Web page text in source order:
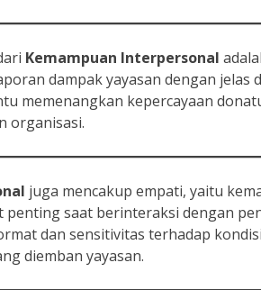
Kemampuan Interpersonal
dampak yayasan dengan
memenangkan kepercayaan
organisasi.
juga mencakup empati, yaitu
penting saat berinteraksi dengan
dan sensitivitas terhadap
diemban yayasan.